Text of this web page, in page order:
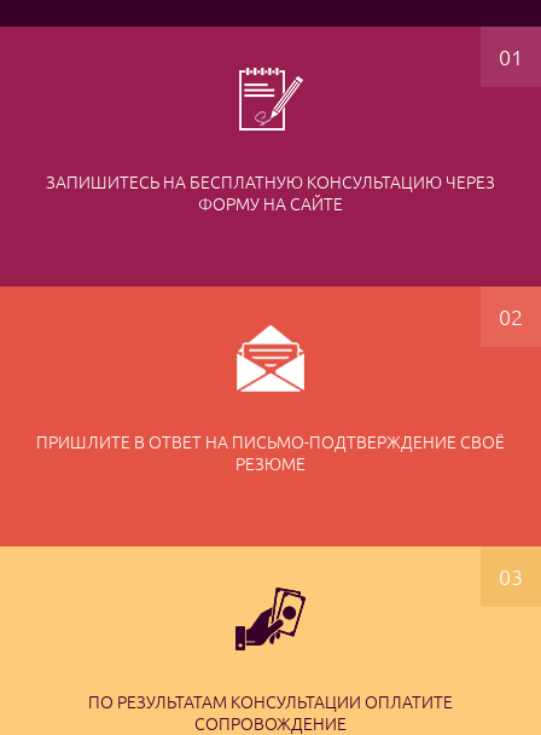
ЗАПИШИТЕСЬ НА БЕСПЛАТНУЮ КОНСУЛЬТАЦИЮ ЧЕРЕЗ
ФОРМУ НА САЙТЕ
ПРИШЛИТЕ В ОТВЕТ НА ПИСЬМО-ПОДТВЕРЖДЕНИЕ СВОЁ
РЕЗЮМЕ
ПО РЕЗУЛЬТАТАМ КОНСУЛЬТАЦИИ ОПЛАТИТЕ
СОПРОВОЖДЕНИЕ